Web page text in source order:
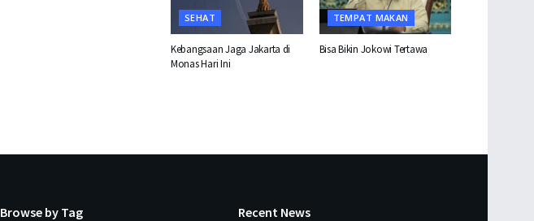
SEHAT
Kebangsaan Jaga Jakarta di
Monas Hari Ini
TEMPAT MAKAN
Bisa Bikin Jokowi Tertawa
Browse by Tag Recent News